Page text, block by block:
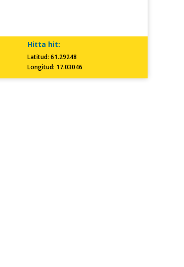
Hitta hit:
Latitud: 61.29248
Longitud: 17.03046